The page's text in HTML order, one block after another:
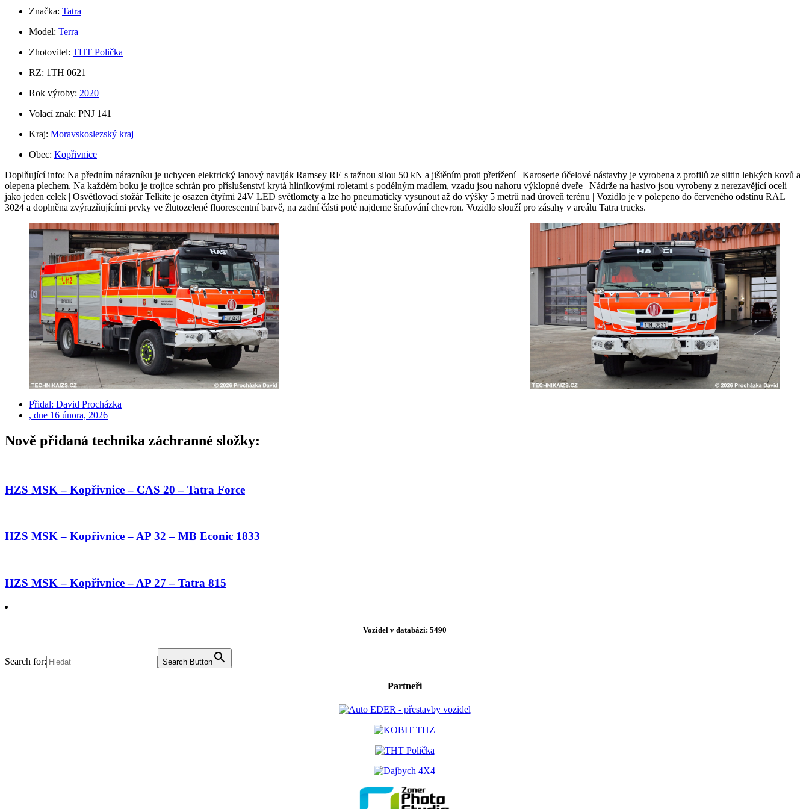
Značka: Tatra
Model: Terra
Zhotovitel: THT Polička
RZ: 1TH 0621
Rok výroby: 2020
Volací znak: PNJ 141
Kraj: Moravskoslezský kraj
Obec: Kopřivnice
Doplňující info: Na předním nárazníku je uchycen elektrický lanový naviják Ramsey RE s tažnou silou 50 kN a jištěním proti přetížení | Karoserie účelové nástavby je vyrobena z profilů ze slitin lehkých kovů a
olepena plechem. Na každém boku je trojice schrán pro příslušenství krytá hliníkovými roletami s podélným madlem, vzadu jsou nahoru výklopné dveře | Nádrže na hasivo jsou vyrobeny z nerezavějící oceli
jako jeden celek | Osvětlovací stožár Telkite je osazen čtyřmi 24V LED světlomety a lze ho pneumaticky vysunout až do výšky 5 metrů nad úroveň terénu | Vozidlo je v polepeno do červeného odstínu RAL
3024 a doplněna zvýrazňujícími prvky ve žlutozelené fluorescentní barvě, na zadní části poté najdeme šrafování chevron. Vozidlo slouží pro zásahy v areálu Tatra trucks.
Přidal: David Procházka
, dne 16 února, 2026
Nově přidaná technika záchranné složky:
HZS MSK – Kopřivnice – CAS 20 – Tatra Force
HZS MSK – Kopřivnice – AP 32 – MB Econic 1833
HZS MSK – Kopřivnice – AP 27 – Tatra 815
Vozidel v databázi: 5490
Search for: Search Button
Partneři